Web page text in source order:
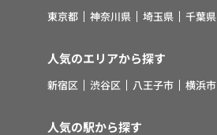
東京都 神奈川県 埼玉県 千葉県
人気のエリアから探す
新宿区 渋谷区 八王子市 横浜市
人気の駅から探す